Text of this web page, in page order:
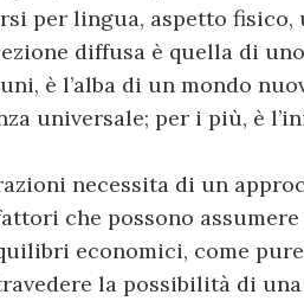
per lingua, aspetto fisico,
diffusa è quella di
è l’alba di un mondo
universale; per i più, è
necessita di un
che possono
economici, come
la possibilità di